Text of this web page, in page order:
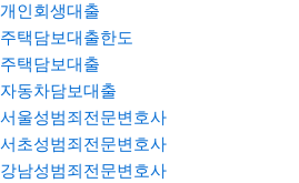
개인회생대출
주택담보대출한도
주택담보대출
자동차담보대출
서울성범죄전문변호사
서초성범죄전문변호사
강남성범죄전문변호사